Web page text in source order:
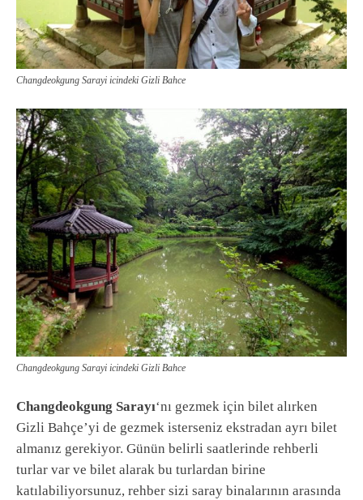
Changdeokgung Sarayi icindeki Gizli Bahce
Changdeokgung Sarayi icindeki Gizli Bahce
Changdeokgung Sarayı‘nı gezmek için bilet alırken
Gizli Bahçe’yi de gezmek isterseniz ekstradan ayrı bilet
almanız gerekiyor. Günün belirli saatlerinde rehberli
turlar var ve bilet alarak bu turlardan birine
katılabiliyorsunuz, rehber sizi saray binalarının arasında